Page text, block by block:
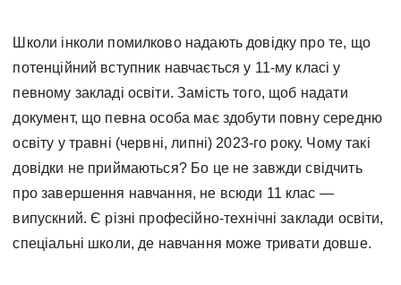
Школи інколи помилково надають довідку про те, що
потенційний вступник навчається у 11-му класі у
певному закладі освіти. Замість того, щоб надати
документ, що певна особа має здобути повну середню
освіту у травні (червні, липні) 2023-го року. Чому такі
довідки не приймаються? Бо це не завжди свідчить
про завершення навчання, не всюди 11 клас —
випускний. Є різні професійно-технічні заклади освіти,
спеціальні школи, де навчання може тривати довше.